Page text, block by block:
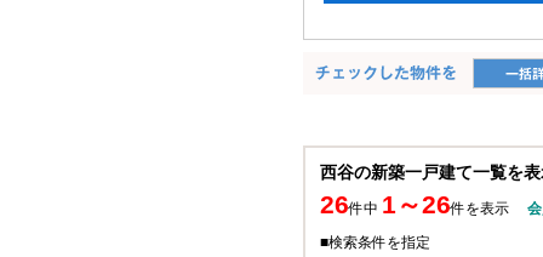
西谷の新築一戸建て一覧を
26件中 1～26件を表示
■検索条件を指定